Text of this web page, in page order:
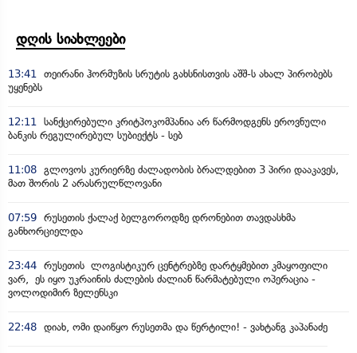
დღის სიახლეები
13:41
თეირანი ჰორმუზის სრუტის გახსნისთვის აშშ-ს ახალ პირობებს
უყენებს
12:11
სანქცირებული კრიტპოკომპანია არ წარმოდგენს ეროვნული
ბანკის რეგულირებულ სუბიექტს - სებ
11:08 გლოვოს კურიერზე ძალადობის ბრალდებით 3 პირი დააკავეს,
მათ შორის 2 არასრულწლოვანი
07:59 რუსეთის ქალაქ ბელგოროდზე დრონებით თავდასხმა
განხორციელდა
23:44 რუსეთის ლოგისტიკურ ცენტრებზე დარტყმებით კმაყოფილი
ვარ, ეს იყო უკრაინის ძალების ძალიან წარმატებული ოპერაცია -
ვოლოდიმირ ზელენსკი
22:48 დიახ, ომი დაიწყო რუსეთმა და წერტილი! - ვახტანგ კაპანაძე